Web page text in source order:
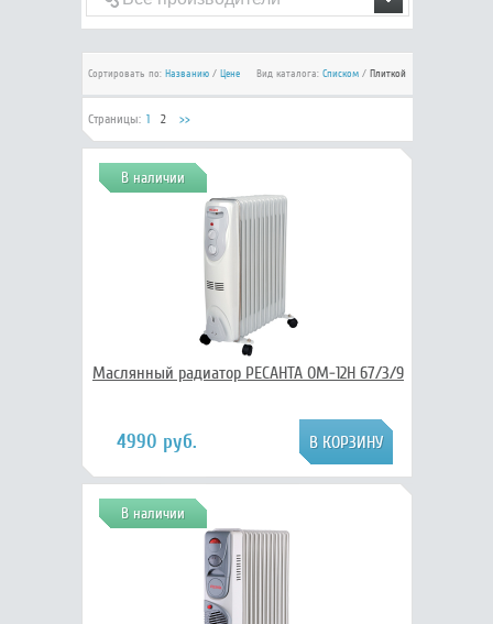
Сортировать по: Названию/ Цене Вид каталога: Списком/ Плиткой
Страницы: 1 2 >>
В наличии
Маслянный радиатор РЕСАНТА ОМ-12Н 67/3/9
4990 руб.
В наличии